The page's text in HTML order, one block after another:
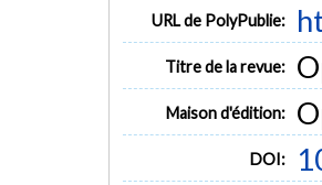
URL de PolyPublie:
Titre de la revue:
Maison d'édition:
DOI: